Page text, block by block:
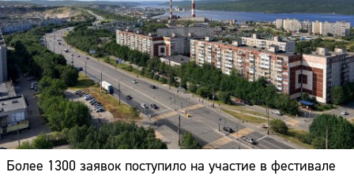
Более 1300 заявок поступило на участие в фестивале